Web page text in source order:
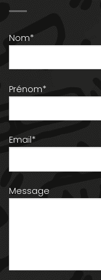
Nom*
Prénom*
Email*
Message